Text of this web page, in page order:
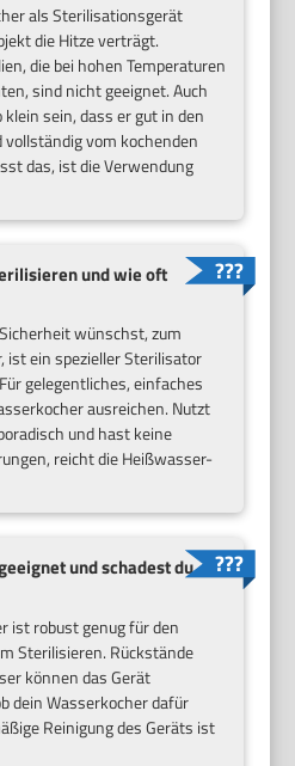
als Sterilisationsgerät
die Hitze verträgt.
die bei hohen Temperaturen
sind nicht geeignet. Auch
sein, dass er gut in den
vom kochenden
das, ist die Verwendung
und wie oft
wünschst, zum
ist ein spezieller Sterilisator
gelegentliches, einfaches
ausreichen. Nutzt
und hast keine
reicht die Heißwasser-
und schadest du
ist robust genug für den
Sterilisieren. Rückstände
können das Gerät
dein Wasserkocher dafür
Reinigung des Geräts ist